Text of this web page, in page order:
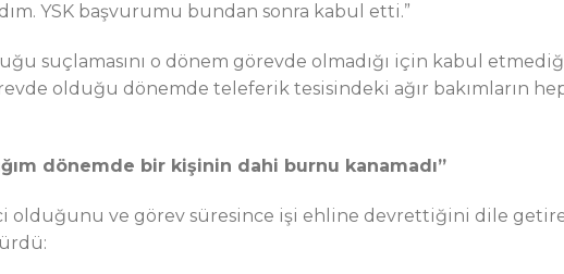
YSK başvurumu bundan sonra kabul etti.”
suçlamasını o dönem görevde olmadığı için kabul
olduğu dönemde teleferik tesisindeki ağır bakımların
dönemde bir kişinin dahi burnu kanamadı”
olduğunu ve görev süresince işi ehline devrettiğini dile